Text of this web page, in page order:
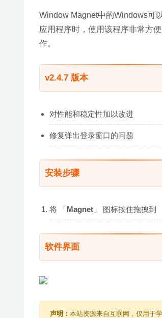
Window Magnet中的Windows可
应用程序时，使用该程序非常方
作。
v2.4.7 版本
对性能和稳定性加以改进
修复弹出登录窗口的问题
安装步骤
将 「Magnet 」 图标按住拖拽到
软件界面
声明： 本站资源来自互联网，仅用于